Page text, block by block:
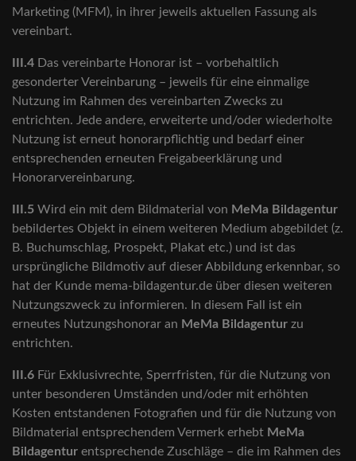
Marketing (MFM), in ihrer jeweils aktuellen Fassung als
vereinbart.
III.4 Das vereinbarte Honorar ist – vorbehaltlich
gesonderter Vereinbarung – jeweils für eine einmalige
Nutzung im Rahmen des vereinbarten Zwecks zu
entrichten. Jede andere, erweiterte und/oder wiederholte
Nutzung ist erneut honorarpflichtig und bedarf einer
entsprechenden erneuten Freigabeerklärung und
Honorarvereinbarung.
III.5 Wird ein mit dem Bildmaterial von MeMa Bildagentur
bebildertes Objekt in einem weiteren Medium abgebildet (z.
B. Buchumschlag, Prospekt, Plakat etc.) und ist das
ursprüngliche Bildmotiv auf dieser Abbildung erkennbar, so
hat der Kunde mema-bildagentur.de über diesen weiteren
Nutzungszweck zu informieren. In diesem Fall ist ein
erneutes Nutzungshonorar an MeMa Bildagentur zu
entrichten.
III.6 Für Exklusivrechte, Sperrfristen, für die Nutzung von
unter besonderen Umständen und/oder mit erhöhten
Kosten entstandenen Fotografien und für die Nutzung von
Bildmaterial entsprechendem Vermerk erhebt MeMa
Bildagentur entsprechende Zuschläge – die im Rahmen des